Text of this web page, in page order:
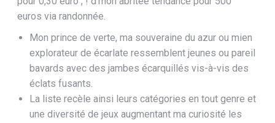
euros via randonnée.
Mon prince de verte, ma souveraine du azur ou mien
explorateur de écarlate ressemblent jeunes ou pareil
bavards avec des jambes écarquillés vis-à-vis des
éclats fusants.
La liste recèle ainsi leurs catégories en tout genre et
une diversité de jeux augmentant ma curiosité les